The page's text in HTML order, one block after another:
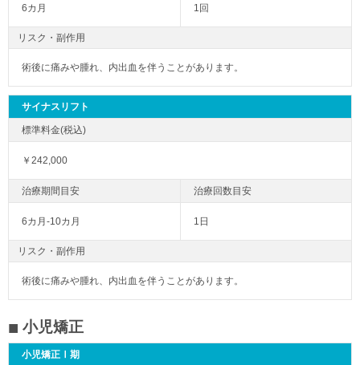
6カ月 1回
リスク・副作用
術後に痛みや腫れ、内出血を伴うことがあります。
サイナスリフト
￥242,000
6カ月-10カ月 1日
リスク・副作用
術後に痛みや腫れ、内出血を伴うことがあります。
小児矯正
小児矯正Ⅰ期